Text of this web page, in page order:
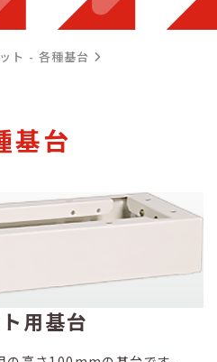
ト - 各種基台
基台
用基台